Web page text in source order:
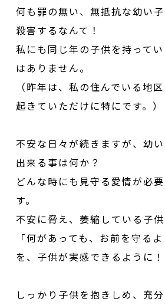
何も罪の無い、無抵抗な幼い
殺害するなんて！
私にも同じ年の子供を持って
はありません。
（昨年は、私の住んでいる地
起きていただけに特にです。）
不安な日々が続きますが、幼
出来る事は何か？
どんな時にも見守る愛情が必
す。
不安に脅え、萎縮している子
「何があっても、お前を守る
を、子供が実感できるように！
しっかり子供を抱きしめ、充